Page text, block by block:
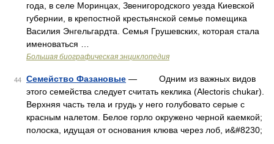
года, в селе Моринцах, Звенигородского уезда Киевской
губернии, в крепостной крестьянской семье помещика
Василия Энгельгардта. Семья Грушевских, которая стала
именоваться …
Большая биографическая энциклопедия
44 Семейство Фазановые — Одним из важных видов
этого семейства следует считать кеклика (Alectoris chukar).
Верхняя часть тела и грудь у него голубовато серые с
красным налетом. Белое горло окружено черной каемкой;
полоска, идущая от основания клюва через лоб, и&#8230;